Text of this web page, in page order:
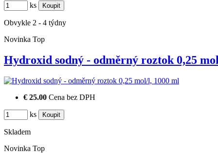
ks
Obvykle 2 - 4 týdny
Novinka Top
Hydroxid sodný - odměrný roztok 0,25
€ 25.00 Cena bez DPH
ks
Skladem
Novinka Top